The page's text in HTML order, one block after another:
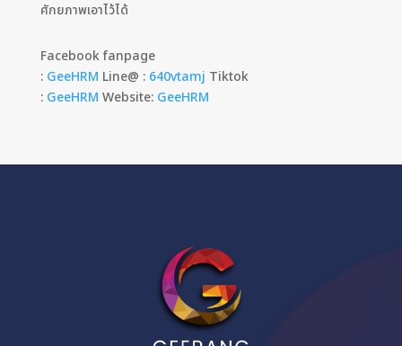
ศักยภาพเอาไว้ได้
Facebook fanpage
: GeeHRM Line@ : 640vtamj Tiktok
: GeeHRM Website: GeeHRM